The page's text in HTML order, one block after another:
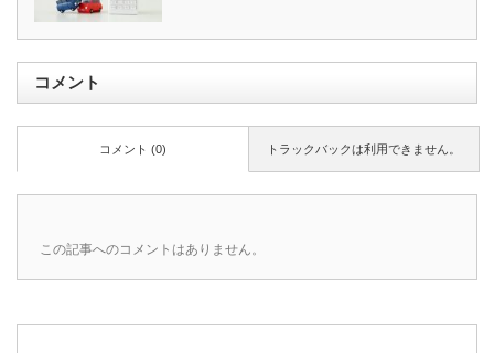
コメント
トラックバックは利用できません。
コメント (0)
この記事へのコメントはありません。